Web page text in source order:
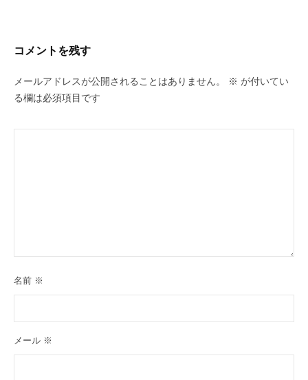
コメントを残す
メールアドレスが公開されることはありません。 ※ が付いてい
る欄は必須項目です
名前 ※
メール ※